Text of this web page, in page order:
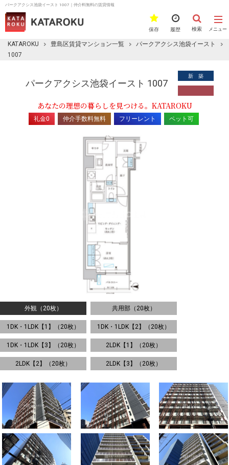
パークアクシス池袋イースト 1007｜仲介料無料の賃貸情報
メニュー
検索
履歴
保存
KATAROKU 豊島区賃貸マンション一覧
パークアクシス池袋イースト
1007
パークアクシス池袋イースト 1007
新 築
あなたの理想の暮らしを見つける。KATAROKU
礼金0 仲介手数料無料 フリーレント ペット可
外観（20枚） 共用部（20枚）
1DK・1LDK【1】（20枚） 1DK・1LDK【2】（20枚）
1DK・1LDK【3】（20枚） 2LDK【1】（20枚）
2LDK【2】（20枚） 2LDK【3】（20枚）